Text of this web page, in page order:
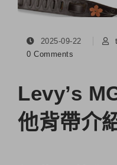
2025-09-22
0 Comments
Levy’s
他背帶介